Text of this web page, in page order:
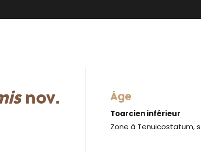
nov.
Âge
Toarcien inférieur
Zone à Tenuicostatum,